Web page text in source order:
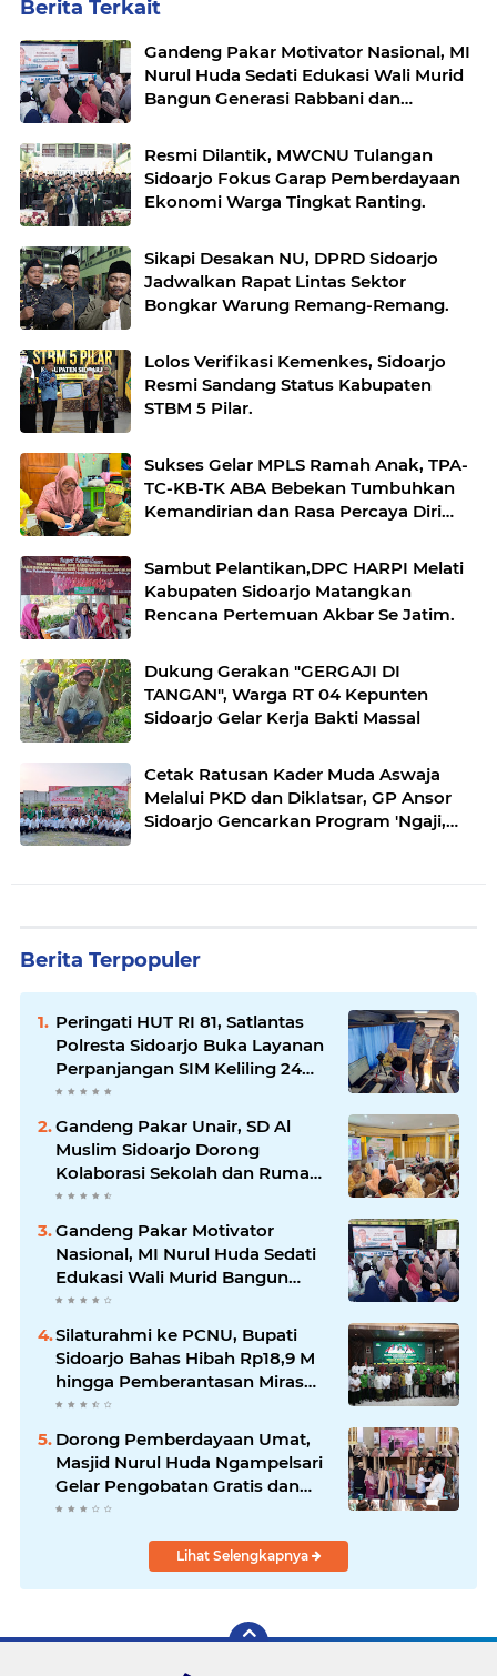
Berita Terkait
Gandeng Pakar Motivator Nasional, MI
Nurul Huda Sedati Edukasi Wali Murid
Bangun Generasi Rabbani dan
Resmi Dilantik, MWCNU Tulangan
Sidoarjo Fokus Garap Pemberdayaan
Ekonomi Warga Tingkat Ranting.
Sikapi Desakan NU, DPRD Sidoarjo
Jadwalkan Rapat Lintas Sektor
Bongkar Warung Remang-Remang.
Lolos Verifikasi Kemenkes, Sidoarjo
Resmi Sandang Status Kabupaten
STBM 5 Pilar.
Sukses Gelar MPLS Ramah Anak, TPA-
TC-KB-TK ABA Bebekan Tumbuhkan
Kemandirian dan Rasa Percaya Diri
Sambut Pelantikan,DPC HARPI Melati
Kabupaten Sidoarjo Matangkan
Rencana Pertemuan Akbar Se Jatim.
Dukung Gerakan "GERGAJI DI
TANGAN", Warga RT 04 Kepunten
Sidoarjo Gelar Kerja Bakti Massal
Cetak Ratusan Kader Muda Aswaja
Melalui PKD dan Diklatsar, GP Ansor
Sidoarjo Gencarkan Program 'Ngaji,
Berita Terpopuler
Peringati HUT RI 81, Satlantas
Polresta Sidoarjo Buka Layanan
Perpanjangan SIM Keliling 24
Jam Nonstop Selama 17 Hari.
Gandeng Pakar Unair, SD Al
Muslim Sidoarjo Dorong
Kolaborasi Sekolah dan Rumah
Demi Tumbuh Kembang Anak.
Gandeng Pakar Motivator
Nasional, MI Nurul Huda Sedati
Edukasi Wali Murid Bangun
Generasi Rabbani dan Tangguh.
Silaturahmi ke PCNU, Bupati
Sidoarjo Bahas Hibah Rp18,9 M
hingga Pemberantasan Miras
Ilegal.
Dorong Pemberdayaan Umat,
Masjid Nurul Huda Ngampelsari
Gelar Pengobatan Gratis dan
Bazar Amal.
Lihat Selengkapnya